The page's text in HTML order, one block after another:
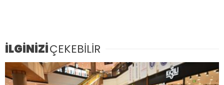
İLGİNİZİÇEKEBİLİR